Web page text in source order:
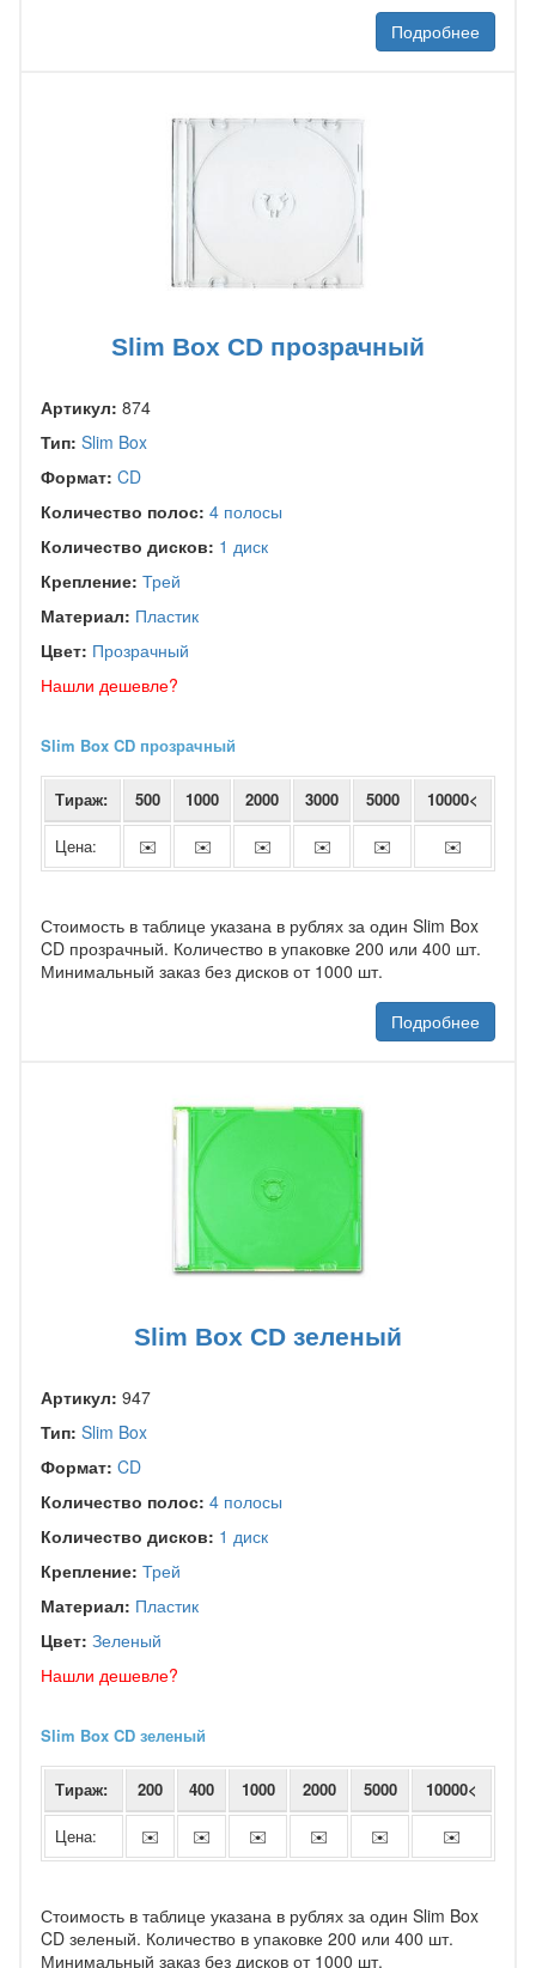
Подробнее
Slim Box CD прозрачный
Артикул: 874
Тип: Slim Box
Формат: CD
Количество полос: 4 полосы
Количество дисков: 1 диск
Крепление: Трей
Материал: Пластик
Цвет: Прозрачный
Нашли дешевле?
Slim Box CD прозрачный
Тираж: 500 1000 2000 3000 5000 10000<
Цена: ✉️ ✉️ ✉️ ✉️ ✉️ ✉️
Стоимость в таблице указана в рублях за один Slim Box
CD прозрачный. Количество в упаковке 200 или 400 шт.
Минимальный заказ без дисков от 1000 шт.
Подробнее
Slim Box CD зеленый
Артикул: 947
Тип: Slim Box
Формат: CD
Количество полос: 4 полосы
Количество дисков: 1 диск
Крепление: Трей
Материал: Пластик
Цвет: Зеленый
Нашли дешевле?
Slim Box CD зеленый
Тираж: 200 400 1000 2000 5000 10000<
Цена: ✉️ ✉️ ✉️ ✉️ ✉️ ✉️
Стоимость в таблице указана в рублях за один Slim Box
CD зеленый. Количество в упаковке 200 или 400 шт.
Минимальный заказ без дисков от 1000 шт.